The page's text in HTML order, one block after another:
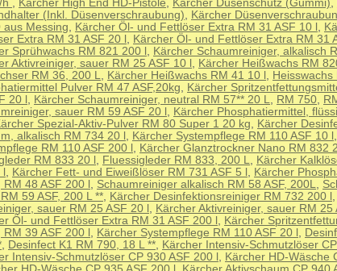
h , Kärcher High End HD-Pistole, Kärcher Düsenschutz (Gummi),
(Inkl. Düsenverschraubung), Kärcher
aus Messing, Kärcher Öl- und Fettlöser Extra RM 31 ASF 10 l ,
Extra RM 31 ASF 20 l , Kärcher Öl- und Fettlöser Extra RM 31
Sprühwachs RM 821 200 l , Kärcher Schaumreiniger, alkalisch
Aktivreiniger, sauer RM 25 ASF 10 l , Kärcher Heißwachs RM
RM 36, 200 L, Kärcher Heißwachs RM 41 10 l ,
Pulver RM 47 ASF,20kg, Kärcher
20 l , Kärcher Schaumreiniger, neutral RM 57** 20 L, RM 750,
sauer RM 59 ASF 20 l , Kärcher Phosphatiermittel,
Spezial-Aktiv-Pulver RM 80 Super 1 20 kg, Kärcher
alkalisch RM 734 20 l , Kärcher Systempflege RM 110 ASF 10 l ,
RM 110 ASF 200 l , Kärcher Glanztrockner Nano RM 832
RM 833 20 l , Fluessigleder RM 833, 200 L, Kärcher
, Kärcher Fett- und Eiweißlöser RM 731 ASF 5 l , Kärcher
48 ASF 200 l , Schaumreiniger alkalisch RM 58 ASF, 200L,
59 ASF, 200 L **, Kärcher Desinfektionsreiniger RM 732 200 l ,
sauer RM 25 ASF 20 l , Kärcher Aktivreiniger, sauer RM 25
Öl- und Fettlöser Extra RM 31 ASF 200 l , Kärcher
39 ASF 200 l , Kärcher Systempflege RM 110 ASF 20 l ,
, Desinfect K1 RM 790, 18 L **, Kärcher Intensiv-Schmutzlöser CP
Intensiv-Schmutzlöser CP 930 ASF 200 l , Kärcher HD-Wäsche